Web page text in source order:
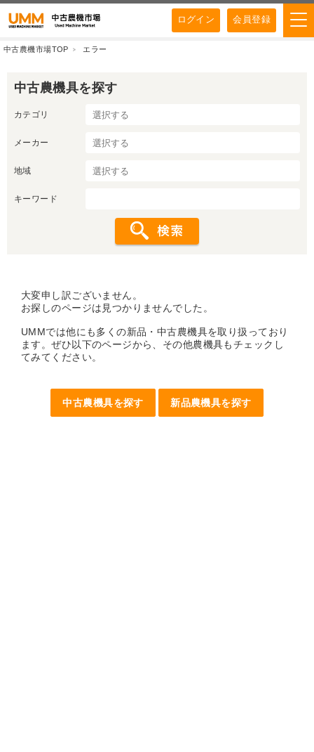
ログイン 会員登録
中古農機市場TOP エラー
中古農機具を探す
カテゴリ
メーカー
地域
キーワード
大変申し訳ございません。
お探しのページは見つかりませんでした。
UMMでは他にも多くの新品・中古農機具を取り扱っており
ます。ぜひ以下のページから、その他農機具もチェックし
てみてください。
中古農機具を探す 新品農機具を探す